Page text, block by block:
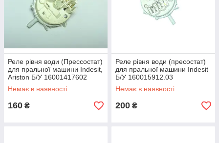
Реле рівня води (Прессостат)
для пральної машини Indesit,
Ariston Б/У 16001417602
Немає в наявності
160 ₴
Реле рівня води (пресостат)
для пральної машини Indesit
Б/У 160015912.03
Немає в наявності
200 ₴